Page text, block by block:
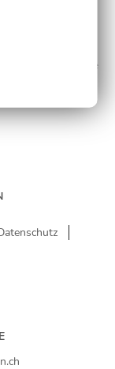
informieren können.
wir Ihnen
wie Facebook
nutzen wir Ihre
wenn erforderlich. Sie
erhalten Sie